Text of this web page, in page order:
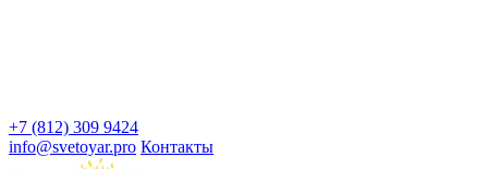
+7 (812) 309 9424
info@svetoyar.pro Контакты